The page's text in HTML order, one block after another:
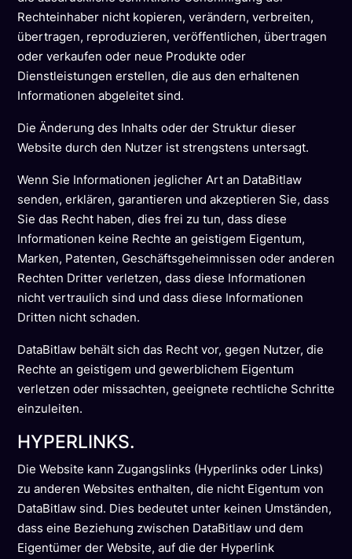
Rechteinhaber nicht kopieren, verändern, verbreiten,
übertragen, reproduzieren, veröffentlichen, übertragen
oder verkaufen oder neue Produkte oder
Dienstleistungen erstellen, die aus den erhaltenen
Informationen abgeleitet sind.
Die Änderung des Inhalts oder der Struktur dieser
Website durch den Nutzer ist strengstens untersagt.
Wenn Sie Informationen jeglicher Art an DataBitlaw
senden, erklären, garantieren und akzeptieren Sie, dass
Sie das Recht haben, dies frei zu tun, dass diese
Informationen keine Rechte an geistigem Eigentum,
Marken, Patenten, Geschäftsgeheimnissen oder anderen
Rechten Dritter verletzen, dass diese Informationen
nicht vertraulich sind und dass diese Informationen
Dritten nicht schaden.
DataBitlaw behält sich das Recht vor, gegen Nutzer, die
Rechte an geistigem und gewerblichem Eigentum
verletzen oder missachten, geeignete rechtliche Schritte
einzuleiten.
HYPERLINKS.
Die Website kann Zugangslinks (Hyperlinks oder Links)
zu anderen Websites enthalten, die nicht Eigentum von
DataBitlaw sind. Dies bedeutet unter keinen Umständen,
dass eine Beziehung zwischen DataBitlaw und dem
Eigentümer der Website, auf die der Hyperlink